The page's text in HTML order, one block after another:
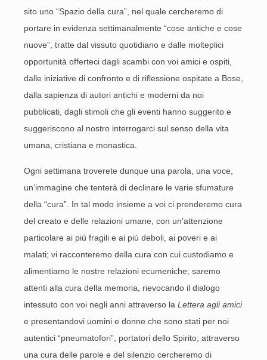
sito uno “Spazio della cura”, nel quale cercheremo di
portare in evidenza settimanalmente “cose antiche e cose
nuove”, tratte dal vissuto quotidiano e dalle molteplici
opportunità offerteci dagli scambi con voi amici e ospiti,
dalle iniziative di confronto e di riflessione ospitate a Bose,
dalla sapienza di autori antichi e moderni da noi
pubblicati, dagli stimoli che gli eventi hanno suggerito e
suggeriscono al nostro interrogarci sul senso della vita
umana, cristiana e monastica.
Ogni settimana troverete dunque una parola, una voce,
un’immagine che tenterà di declinare le varie sfumature
della “cura”. In tal modo insieme a voi ci prenderemo cura
del creato e delle relazioni umane, con un’attenzione
particolare ai più fragili e ai più deboli, ai poveri e ai
malati; vi racconteremo della cura con cui custodiamo e
alimentiamo le nostre relazioni ecumeniche; saremo
attenti alla cura della memoria, rievocando il dialogo
intessuto con voi negli anni attraverso la Lettera agli amici
e presentandovi uomini e donne che sono stati per noi
autentici “pneumatofori”, portatori dello Spirito; attraverso
una cura delle parole e del silenzio cercheremo di